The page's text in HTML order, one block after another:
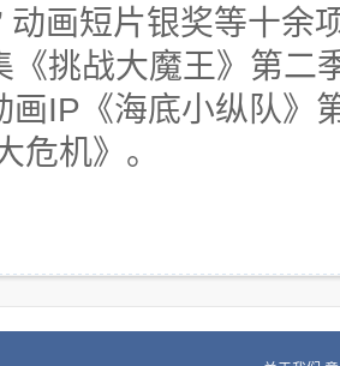
动画短片银奖等十余
《挑战大魔王》第二
画IP《海底小纵队》
危机》。